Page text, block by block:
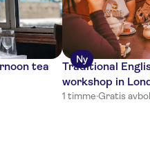
tea
Ny
Traditional
workshop in
1 timme·Gratis